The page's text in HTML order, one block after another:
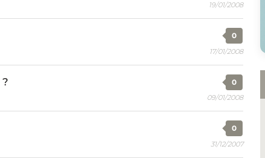
19/01/2008
0
17/01/2008
0
09/01/2008
0
31/12/2007